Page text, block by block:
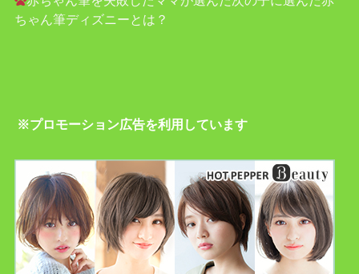
ちゃん筆ディズニーとは？
※プロモーション広告を利用しています